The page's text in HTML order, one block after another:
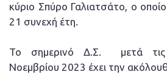
κύριο Σπύρο Γαλιατσάτο, ο
21 συνεχή έτη.
Το σημερινό Δ.Σ. μετά
Νοεμβρίου 2023 έχει την